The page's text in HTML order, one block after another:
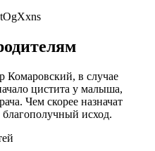
Комаровский, в случае
цистита у малыша,
Чем скорее назначат
исход.